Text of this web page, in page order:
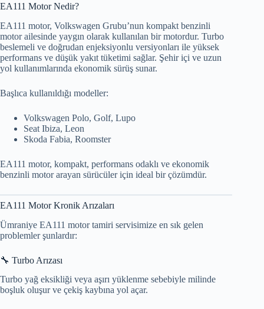
EA111 Motor Nedir?
EA111 motor, Volkswagen Grubu’nun kompakt benzinli
motor ailesinde yaygın olarak kullanılan bir motordur. Turbo
beslemeli ve doğrudan enjeksiyonlu versiyonları ile yüksek
performans ve düşük yakıt tüketimi sağlar. Şehir içi ve uzun
yol kullanımlarında ekonomik sürüş sunar.
Başlıca kullanıldığı modeller:
Volkswagen Polo, Golf, Lupo
Seat Ibiza, Leon
Skoda Fabia, Roomster
EA111 motor, kompakt, performans odaklı ve ekonomik
benzinli motor arayan sürücüler için ideal bir çözümdür.
EA111 Motor Kronik Arızaları
Ümraniye EA111 motor tamiri servisimize en sık gelen
problemler şunlardır:
🔧 Turbo Arızası
Turbo yağ eksikliği veya aşırı yüklenme sebebiyle milinde
boşluk oluşur ve çekiş kaybına yol açar.